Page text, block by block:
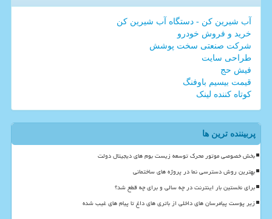
آب شیرین کن - دستگاه آب شیرین کن
خرید و فروش خودرو
شرکت صنعتی سخت پوشش
طراحی سایت
فیش حج
قیمت بیسیم باوفنگ
کوتاه کننده لینک
پربیننده ترین ها
بخش خصوصی موتور محرک توسعه زیست بوم های دیجیتال دولت
بهترین روش دسترسی نما در پروژه های ساختمانی
برای نخستین بار اینترنت در چه سالی و برای چه قطع شد؟
زیر پوست پیامرسان های داخلی از باتری های داغ تا پیام های غیب شده